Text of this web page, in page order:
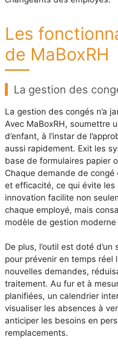
Les
de MaBoxRH
La gestion des
La gestion des congés n’a
Avec MaBoxRH, soumettre
d’enfant, à l’instar de
aussi rapidement. Exit les
base de formulaires papier
Chaque demande de
et efficacité, ce qui évite
innovation facilite non
chaque employé, mais
modèle de gestion
De plus, l’outil est doté
pour prévenir en temps réel
nouvelles demandes,
traitement. Au fur et à
planifiées, un calendrier
visualiser les absences à
anticiper les besoins en
remplacements.